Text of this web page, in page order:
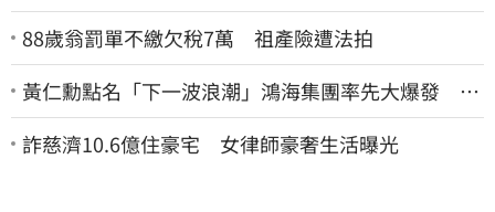
88歲翁罰單不繳欠稅7萬 祖產險遭法拍
黃仁勳點名「下一波浪潮」鴻海集團率先大爆發 台
股這族群全面噴出
詐慈濟10.6億住豪宅 女律師豪奢生活曝光